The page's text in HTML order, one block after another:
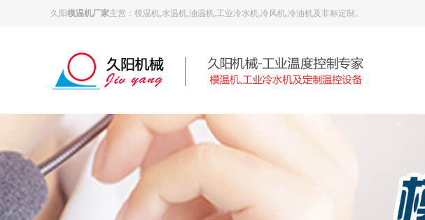
久阳模温机厂家主营：模温机,水温机,油温机,工业冷水机,冷风机,冷油机及非标定制。